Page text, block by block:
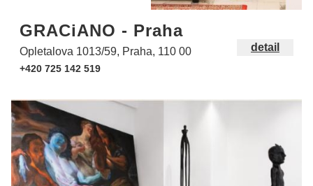
GRACiANO - Praha
Opletalova 1013/59, Praha, 110 00
+420 725 142 519
detail